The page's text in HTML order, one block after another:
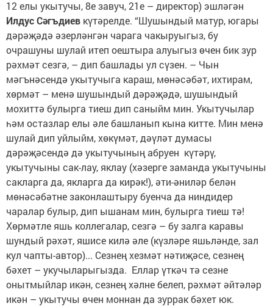
12 елы укытучы, 8е завуч, 21е – директор) эшләгән
Илдус Сәгъдиев күтәрелде. “Шушындый матур, югары
дәрәҗәдә әзерләнгән чарага чакыруыгыз, бу
очрашуны шулай итеп оештыра алуыгыз өчен бик зур
рәхмәт сезгә, – дип башлады ул сүзен. – Чын
мәгънәсендә укытучыга караш, мөнәсәбәт, ихтирам,
хөрмәт – менә шушындый дәрәҗәдә, шушындый
мохиттә булырга тиеш дип саныйм мин. Укытучылар
һәм остазлар елы әле башланып кына китте. Мин менә
шулай дип уйлыйм, хөкүмәт, дәүләт думасы
дәрәҗәсендә дә укытучының абруен күтәрү,
укытучыны сак-лау, яклау (хәзерге заманда укытучыны
сакларга да, якларга да кирәк!), әти-әниләр белән
мөнәсәбәтне законлаштыру буенча да ниндидер
чаралар булыр, дип ышанам мин, булырга тиеш тә!
Хөрмәтле яшь коллегалар, сезгә – бу залга каравы
шундый рәхәт, яшисе килә әле (күзләре яшьләнде, зал
кул чапты-автор)... Сезнең хезмәт нәтиҗәсе, сезнең
бәхет – укучыларыгызда. Еллар үткәч тә сезне
онытмыйлар икән, сезнең хәлне белеп, рәхмәт әйтәләр
икән – укытучы өчен моннан да зуррак бәхет юк.